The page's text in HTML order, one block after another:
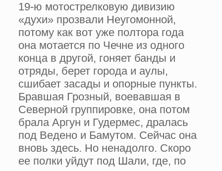
19-ю мотострелковую дивизию
«духи» прозвали Неугомонной,
потому как вот уже полтора года
она мотается по Чечне из одного
конца в другой, гоняет банды и
отряды, берет города и аулы,
сшибает засады и опорные пункты.
Бравшая Грозный, воевавшая в
Северной группировке, она потом
брала Аргун и Гудермес, дралась
под Ведено и Бамутом. Сейчас она
вновь здесь. Но ненадолго. Скоро
ее полки уйдут под Шали, где, по